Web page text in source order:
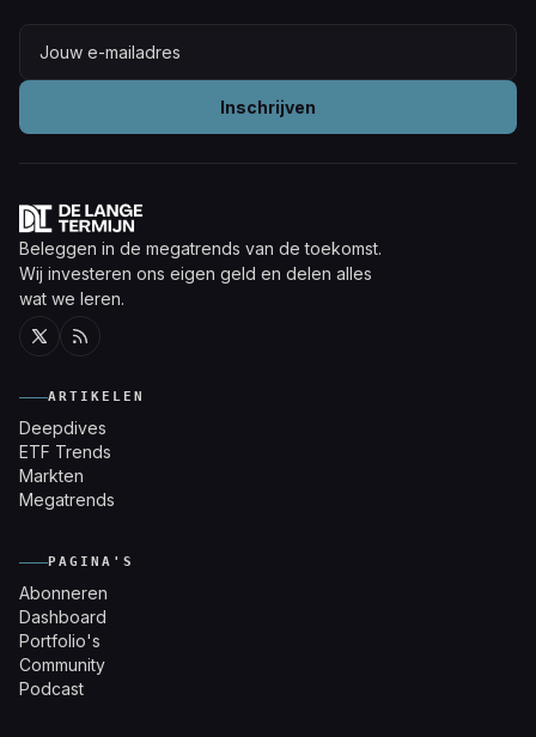
Inschrijven
Beleggen in de megatrends van de toekomst.
Wij investeren ons eigen geld en delen alles
wat we leren.
ARTIKELEN
Deepdives
ETF Trends
Markten
Megatrends
PAGINA'S
Abonneren
Dashboard
Portfolio's
Community
Podcast